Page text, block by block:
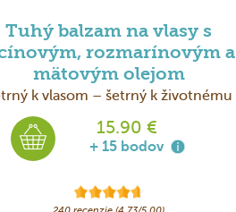
Tuhý balzam na vlasy s
rozmarínovým a
mätovým olejom
k vlasom – šetrný k životnému
15.90 €
+ 15 bodov